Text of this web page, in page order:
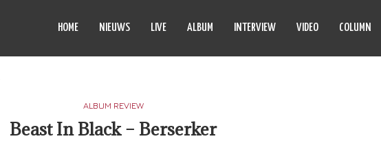
HOME NIEUWS LIVE ALBUM INTERVIEW VIDEO COLUMN
ALBUM REVIEW
Beast In Black – Berserker